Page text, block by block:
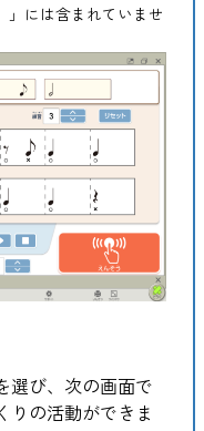
」には含まれていませ
選び、次の画面で
りの活動ができま